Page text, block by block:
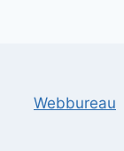
Webbureau